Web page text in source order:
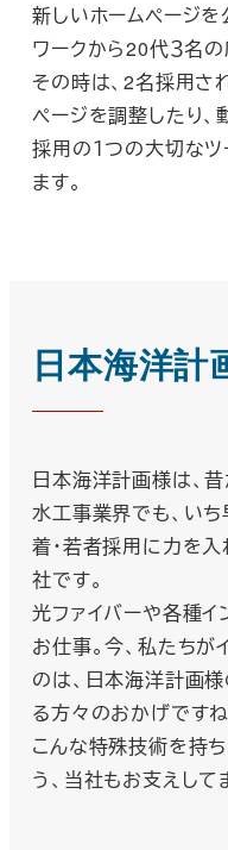
新しいホームページを
ワークから20代３名の
その時は、2名採用さ
ページを調整したり、
採用の１つの大切な
ます。
日本海洋計
日本海洋計画様は、
水工事業界でも、い
着・若者採用に力を
社です。
光ファイバーや各種
お仕事。今、私たちが
のは、日本海洋計画
る方々のおかげですね
こんな特殊技術を持
う、当社もお支えして